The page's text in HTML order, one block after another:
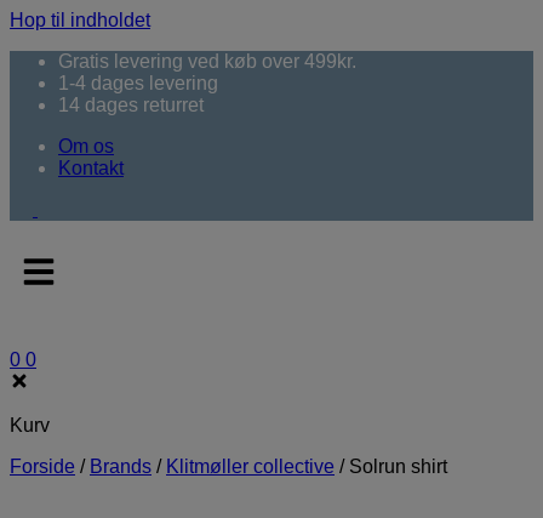
Hop til indholdet
Gratis levering ved køb over 499kr.
1-4 dages levering
14 dages returret
Om os
Kontakt
0 0
Kurv
Forside / Brands / Klitmøller collective / Solrun shirt